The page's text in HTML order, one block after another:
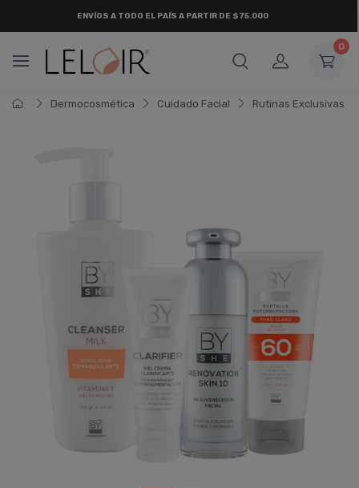
ENVÍOS A TODO EL PAÍS A PARTIR DE $75.000
0
Dermocosmética Cuidado Facial Rutinas Exclusivas